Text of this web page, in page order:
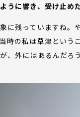
うに響き、受け止め
に残っていますね。
時の私は草津とい
、外にはあるんだ